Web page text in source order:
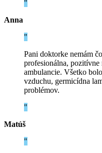
Anna
Pani doktorke nemám
profesionálna,
ambulancie. Všetko
vzduchu, germicídna
problémov.
Matúš